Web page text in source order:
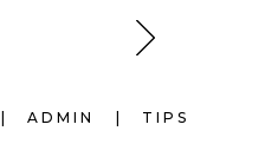
ADMIN TIPS